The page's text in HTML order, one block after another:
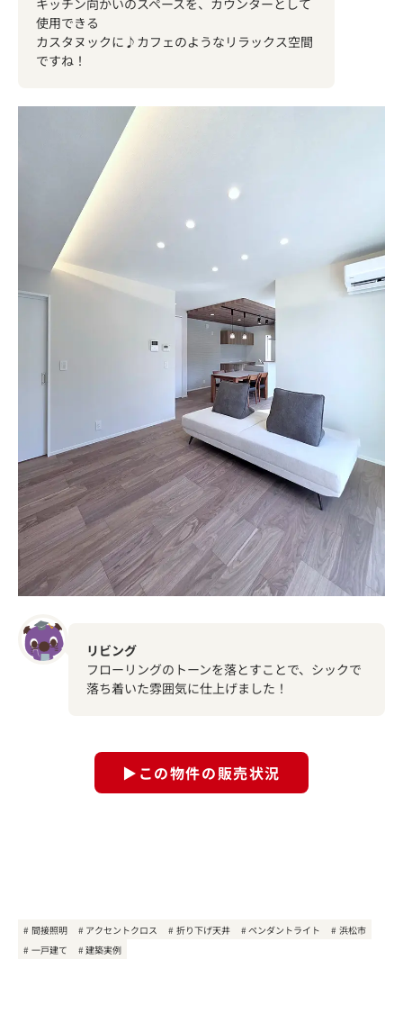
使用できる
カスタヌックに♪カフェのようなリラックス空間
ですね！
リビング
フローリングのトーンを落とすことで、シックで
落ち着いた雰囲気に仕上げました！
▶この物件の販売状況
間接照明 アクセントクロス 折り下げ天井 ペンダントライト
浜松市
一戸建て
建築実例